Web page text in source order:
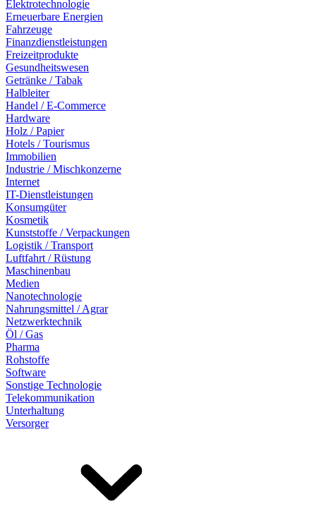
Elektrotechnologie
Erneuerbare Energien
Fahrzeuge
Finanzdienstleistungen
Freizeitprodukte
Gesundheitswesen
Getränke / Tabak
Halbleiter
Handel / E-Commerce
Hardware
Holz / Papier
Hotels / Tourismus
Immobilien
Industrie / Mischkonzerne
Internet
IT-Dienstleistungen
Konsumgüter
Kosmetik
Kunststoffe / Verpackungen
Logistik / Transport
Luftfahrt / Rüstung
Maschinenbau
Medien
Nanotechnologie
Nahrungsmittel / Agrar
Netzwerktechnik
Öl / Gas
Pharma
Rohstoffe
Software
Sonstige Technologie
Telekommunikation
Unterhaltung
Versorger